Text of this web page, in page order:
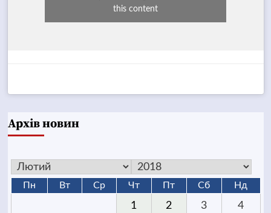
this content
Архів новин
Пн Вт Ср Чт Пт Сб Нд
1 2 3 4